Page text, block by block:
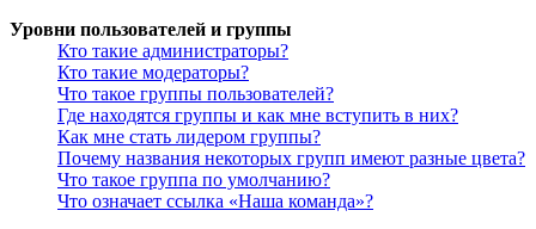
Уровни пользователей и группы
Кто такие администраторы?
Кто такие модераторы?
Что такое группы пользователей?
Где находятся группы и как мне вступить в них?
Как мне стать лидером группы?
Почему названия некоторых групп имеют разные цвета?
Что такое группа по умолчанию?
Что означает ссылка «Наша команда»?